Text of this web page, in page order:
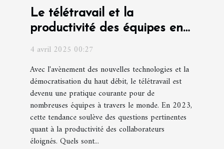
Le télétravail et la
productivité des équipes en
4 avril 2025 00:27
Avec l'avènement des nouvelles technologies et la
démocratisation du haut débit, le télétravail est
devenu une pratique courante pour de
nombreuses équipes à travers le monde. En 2023,
cette tendance soulève des questions pertinentes
quant à la productivité des collaborateurs
éloignés. Quels sont...